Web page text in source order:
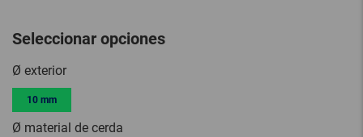
Seleccionar opciones
Ø exterior
10 mm
Ø material de cerda